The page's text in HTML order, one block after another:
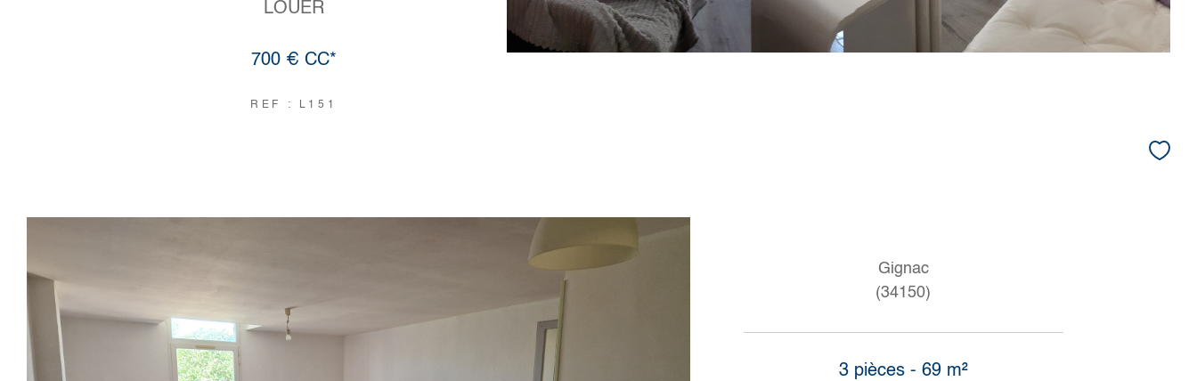
LOUER
700 € CC*
REF : L151
Gignac
(34150)
3 pièces - 69 m²